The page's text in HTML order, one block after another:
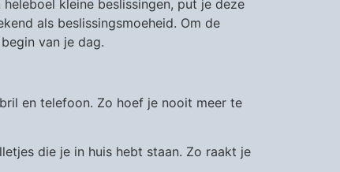
kleine beslissingen, put je deze
als beslissingsmoeheid. Om de
van je dag.
en telefoon. Zo hoef je nooit meer te
die je in huis hebt staan. Zo raakt je